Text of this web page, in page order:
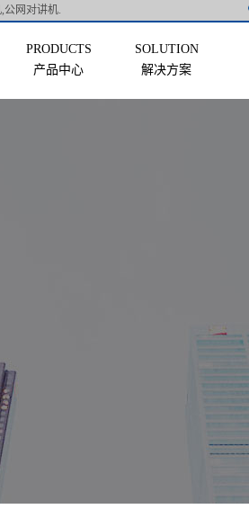
公网对讲机.
产品中心 解决方案